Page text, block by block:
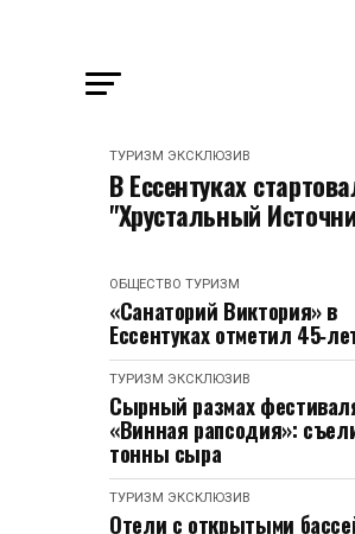
ТУРИЗМ ЭКСКЛЮЗИВ
В Ессентуках
"Хрустальный
ОБЩЕСТВО ТУРИЗМ
«Санаторий Виктория» в
Ессентуках отметил
ТУРИЗМ ЭКСКЛЮЗИВ
Сырный размах
«Винная рапсодия»:
тонны сыра
ТУРИЗМ ЭКСКЛЮЗИВ
Отели с открытыми